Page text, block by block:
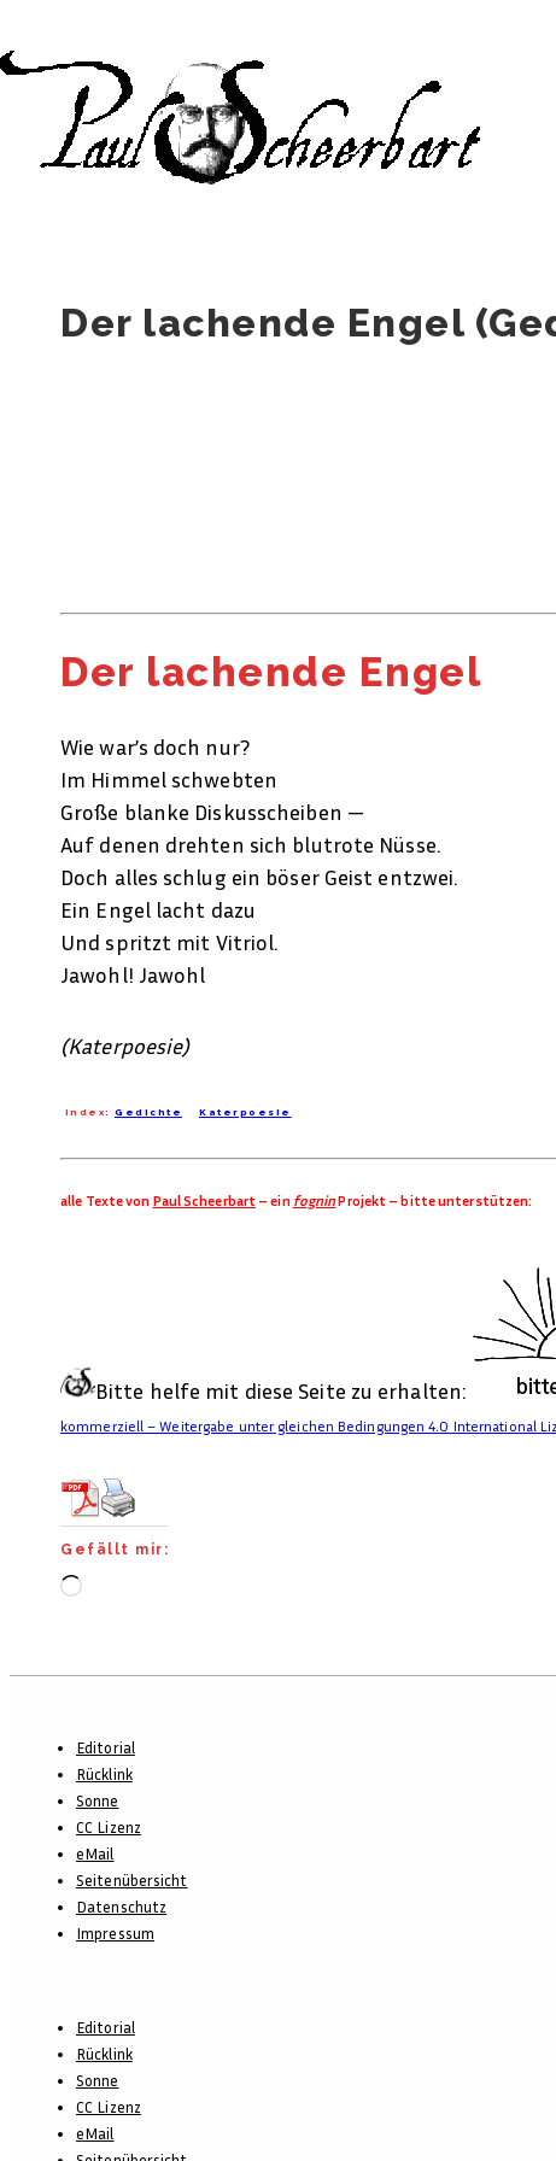
Zum
Der lachende Engel
Der lachende Engel
Wie war’s doch nur?
Im Himmel schwebten
Große blanke Diskusscheiben —
Auf denen drehten sich blutrote Nüsse.
Doch alles schlug ein böser Geist entzwei.
Ein Engel lacht dazu
Und spritzt mit Vitriol.
Jawohl! Jawohl
(Katerpoesie)
Index: Gedichte Katerpoesie
alle Texte von Paul Scheerbart – ein fogninProjekt – bitte unterstützen:
Bitte helfe mit diese Seite zu erhalten:
kommerziell – Weitergabe unter gleichen Bedingungen 4.0 International
Gefällt mir:
Wird
Footer-
Menü
Editorial
Rücklink
Sonne
CC Lizenz
eMail
Seitenübersicht
Datenschutz
Impressum
Footer-
Menü
Editorial
Rücklink
Sonne
CC Lizenz
eMail